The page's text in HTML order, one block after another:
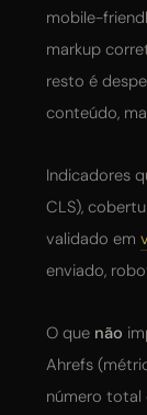
mobile-
markup
resto é
conteúdo,
Indicadores
CLS),
validado em
enviado,
O que não
Ahrefs
número total